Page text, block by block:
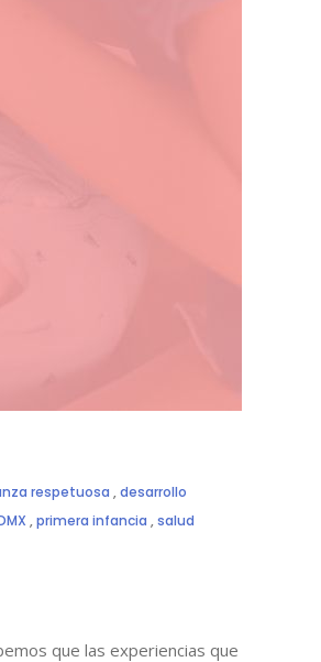
respetuosa ,desarrollo
,primera infancia ,salud
que las experiencias que